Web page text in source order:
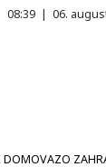
08:39 | 06.
DOMOVAZO